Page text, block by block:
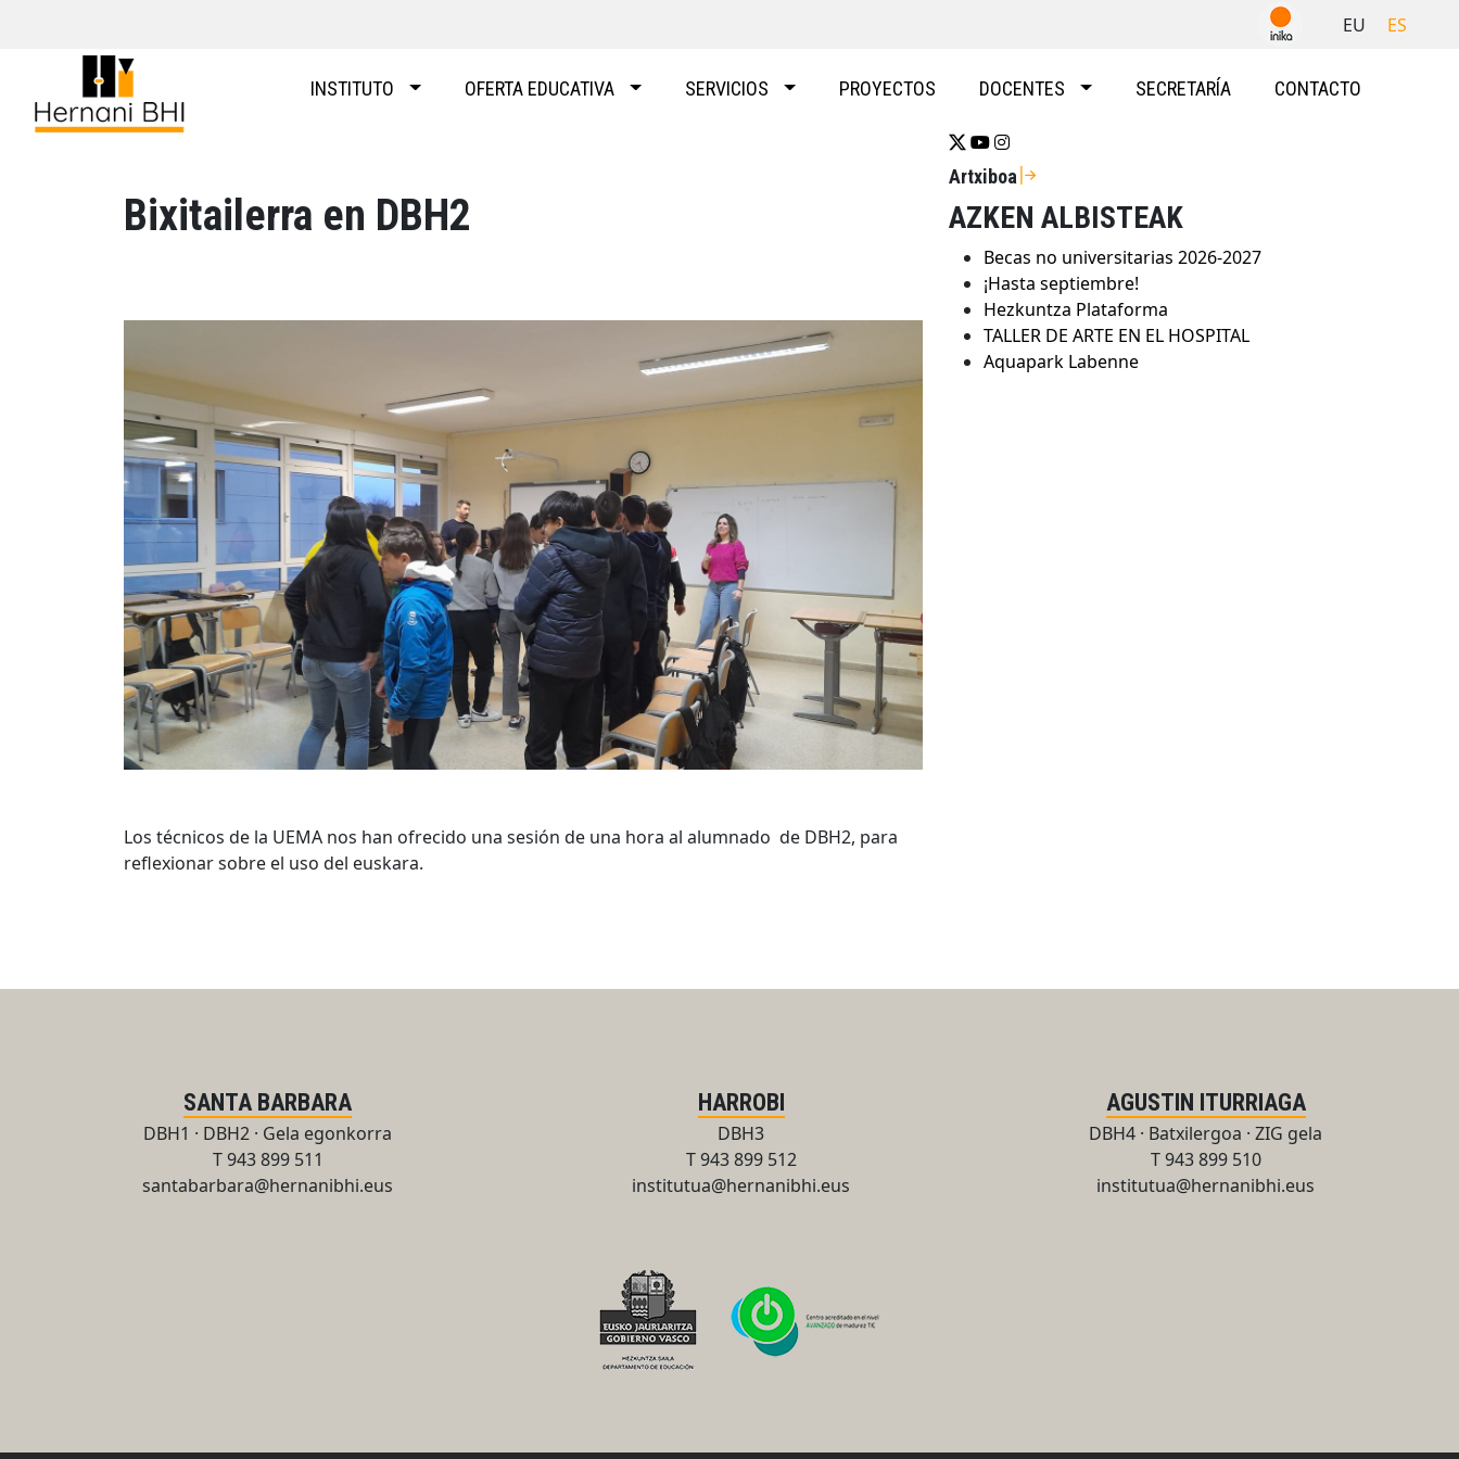
EU ES
INSTITUTO OFERTA EDUCATIVA SERVICIOS PROYECTOS DOCENTES SECRETARÍA CONTACTO
Bixitailerra en DBH2
Los técnicos de la UEMA nos han ofrecido una sesión de una hora al alumnado de DBH2, para
reflexionar sobre el uso del euskara.
Se abrirá nueva ventana-twitter
Se abrirá nueva ventana-youtube
Se abrirá nueva ventana-instragram
Artxiboa
AZKEN ALBISTEAK
Becas no universitarias 2026-2027
¡Hasta septiembre!
Hezkuntza Plataforma
TALLER DE ARTE EN EL HOSPITAL
Aquapark Labenne
SANTA BARBARA
DBH1 · DBH2 · Gela egonkorra
T 943 899 511
santabarbara@hernanibhi.eus
HARROBI
DBH3
T 943 899 512
institutua@hernanibhi.eus
AGUSTIN ITURRIAGA
DBH4 · Batxilergoa · ZIG gela
T 943 899 510
institutua@hernanibhi.eus